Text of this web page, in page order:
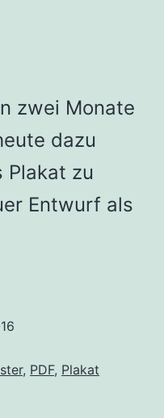
zwei Monate
dazu
Plakat zu
Entwurf als
, PDF, Plakat